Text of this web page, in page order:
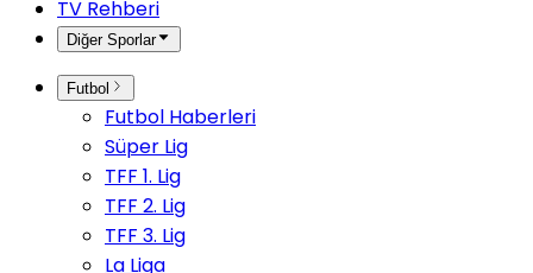
TV Rehberi
Diğer Sporlar
Futbol
Futbol Haberleri
Süper Lig
TFF 1. Lig
TFF 2. Lig
TFF 3. Lig
La Liga